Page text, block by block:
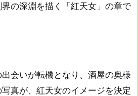
の深淵を描く「紅天女」の章で
会いが転機となり、酒屋の奥様
真が、紅天女のイメージを決定